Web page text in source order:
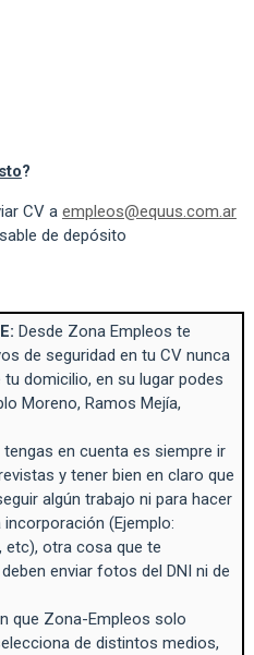
?
CV a empleos@equus.com.ar
de depósito
Desde Zona Empleos te
de seguridad en tu CV nunca
domicilio, en su lugar podes
Moreno, Ramos Mejía,
en cuenta es siempre ir
y tener bien en claro que
algún trabajo ni para hacer
(Ejemplo:
etc), otra cosa que te
enviar fotos del DNI ni de
que Zona-Empleos solo
de distintos medios,